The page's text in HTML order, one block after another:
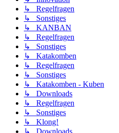
↳ Regelfragen
↳ Sonstiges
↳ KANBAN
↳ Regelfragen
↳ Sonstiges
↳ Katakomben
↳ Regelfragen
↳ Sonstiges
↳ Katakomben - Kuben
↳ Downloads
↳ Regelfragen
↳ Sonstiges
↳ Klong!
↳ Downloads